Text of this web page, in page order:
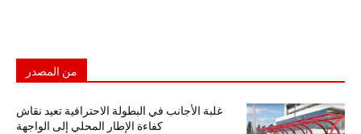
من المصدر
غلبة الأجانب في البطولة الاحترافية تعيد نقاش
كفاءة الإطار المحلي إلى الواجهة